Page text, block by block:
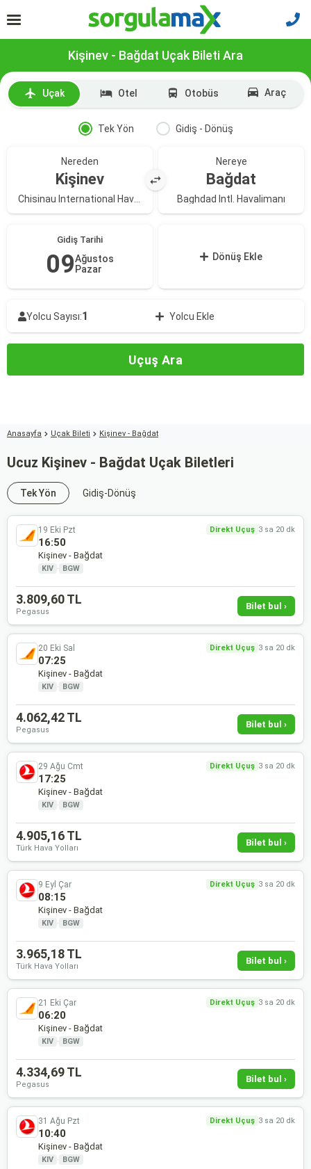
Kişinev - Bağdat Uçak Bileti Ara
Uçak Otel Otobüs Araç
Tek Yön Gidiş - Dönüş
Nereden
Kişinev
Nereye
Bağdat
Baghdad Intl. Havalimanı
Gidiş Tarihi
09Ağustos
Pazar
Dönüş Ekle
Yolcu Sayısı:1 Yolcu Ekle
Uçuş Ara
Anasayfa Uçak Bileti Kişinev - Bağdat
Ucuz Kişinev - Bağdat Uçak Biletleri
Tek Yön Gidiş-Dönüş
19 Eki Pzt Direkt Uçuş 3 sa 20 dk
16:50
Kişinev - Bağdat
KIV · BGW
3.809,60 TL
Pegasus
Bilet bul ›
20 Eki Sal Direkt Uçuş 3 sa 20 dk
07:25
Kişinev - Bağdat
KIV · BGW
4.062,42 TL
Pegasus
Bilet bul ›
29 Ağu Cmt Direkt Uçuş 3 sa 20 dk
17:25
Kişinev - Bağdat
KIV · BGW
4.905,16 TL
Türk Hava Yolları
Bilet bul ›
9 Eyl Çar Direkt Uçuş 3 sa 20 dk
08:15
Kişinev - Bağdat
KIV · BGW
3.965,18 TL
Türk Hava Yolları
Bilet bul ›
21 Eki Çar Direkt Uçuş 3 sa 20 dk
06:20
Kişinev - Bağdat
KIV · BGW
4.334,69 TL
Pegasus
Bilet bul ›
31 Ağu Pzt Direkt Uçuş 3 sa 20 dk
10:40
Kişinev - Bağdat
KIV · BGW